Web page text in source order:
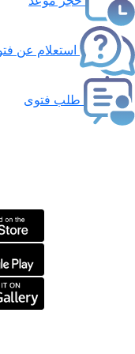
استعلام عن
طلب فتوى